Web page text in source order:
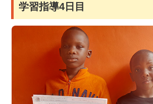
学習指導4日目